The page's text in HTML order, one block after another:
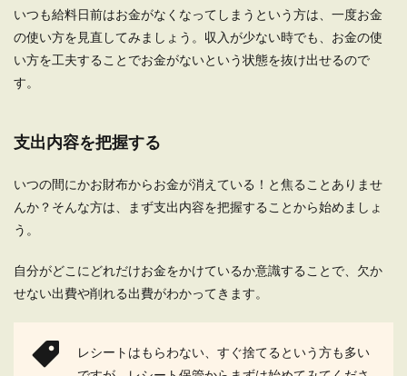
いつも給料日前はお金がなくなってしまうという方は、一度お金
の使い方を見直してみましょう。収入が少ない時でも、お金の使
い方を工夫することでお金がないという状態を抜け出せるので
す。
支出内容を把握する
いつの間にかお財布からお金が消えている！と焦ることありませ
んか？そんな方は、まず支出内容を把握することから始めましょ
う。
自分がどこにどれだけお金をかけているか意識することで、欠か
せない出費や削れる出費がわかってきます。
レシートはもらわない、すぐ捨てるという方も多い